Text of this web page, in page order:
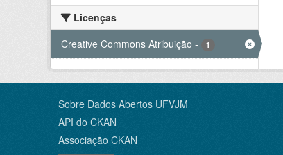
Licenças
Creative Commons Atribuição - 1
Sobre Dados Abertos UFVJM
API do CKAN
Associação CKAN